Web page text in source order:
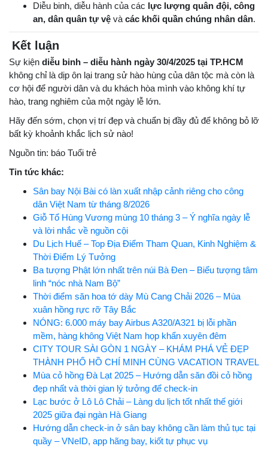
Diễu binh, diễu hành của các lực lượng quân đội, công
an, dân quân tự vệ vàcác khối quần chúng nhân dân.
Kết luận
Sự kiện diễu binh – diễu hành ngày 30/4/2025 tại TP.HCM
không chỉ là dịp ôn lại trang sử hào hùng của dân tộc mà còn là
cơ hội để người dân và du khách hòa mình vào không khí tự
hào, trang nghiêm của một ngày lễ lớn.
Hãy đến sớm, chọn vị trí đẹp và chuẩn bị đầy đủ để không bỏ lỡ
bất kỳ khoảnh khắc lịch sử nào!
Nguồn tin: báo Tuổi trẻ
Tin tức khác:
Sân bay Nội Bài có làn xuất nhập cảnh riêng cho công
dân Việt Nam từ tháng 8/2026
Giỗ Tổ Hùng Vương mùng 10 tháng 3 – Ý nghĩa ngày lễ
và lời nhắc về nguồn cội
Du Lịch Huế – Top Địa Điểm Tham Quan, Kinh Nghiệm &
Thời Điểm Lý Tưởng
Ba tượng Phật lớn nhất trên núi Bà Đen – Biểu tượng tâm
linh “nóc nhà Nam Bộ”
Thời điểm săn hoa tớ dày Mù Cang Chải 2026 – Mùa
xuân hồng rực rỡ Tây Bắc
NÓNG: 6.000 máy bay Airbus A320/A321 bị lỗi phần
mềm, hàng không Việt Nam họp khẩn xuyên đêm
CITY TOUR SÀI GÒN 1 NGÀY – KHÁM PHÁ VẺ ĐẸP
THÀNH PHỐ HỒ CHÍ MINH CÙNG VACATION TRAVEL
Mùa cỏ hồng Đà Lạt 2025 – Hướng dẫn săn đồi cỏ hồng
đẹp nhất và thời gian lý tưởng để check-in
Lạc bước ở Lô Lô Chải – Làng du lịch tốt nhất thế giới
2025 giữa đại ngàn Hà Giang
Hướng dẫn check-in ở sân bay không cần làm thủ tục tại
quầy – VNeID, app hãng bay, kiốt tự phục vụ